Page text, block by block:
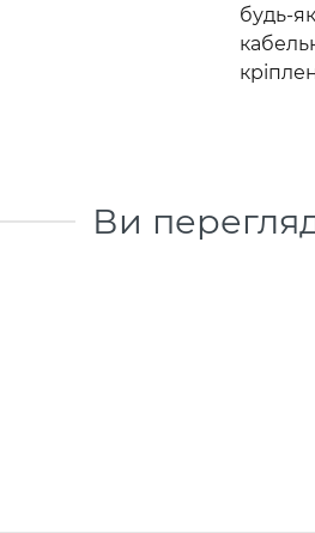
будь-
Ви